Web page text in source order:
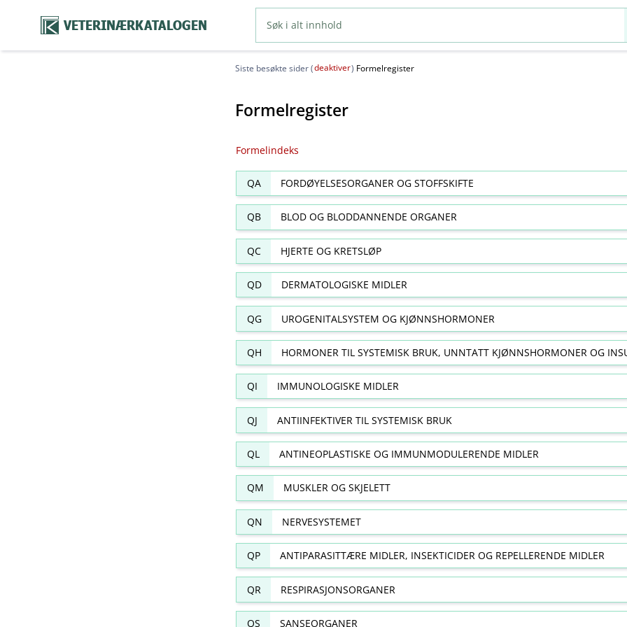
VETERINÆRKATALOGEN
Siste besøkte sider (deaktiver) Formelregister
Formelregister
Formelindeks
QA FORDØYELSESORGANER OG STOFFSKIFTE
QB BLOD OG BLODDANNENDE ORGANER
QC HJERTE OG KRETSLØP
QD DERMATOLOGISKE MIDLER
QG UROGENITALSYSTEM OG KJØNNSHORMONER
QH HORMONER TIL SYSTEMISK BRUK, UNNTATT KJØNNSHORMONER OG
QI IMMUNOLOGISKE MIDLER
QJ ANTIINFEKTIVER TIL SYSTEMISK BRUK
QL ANTINEOPLASTISKE OG IMMUNMODULERENDE MIDLER
QM MUSKLER OG SKJELETT
QN NERVESYSTEMET
QP ANTIPARASITTÆRE MIDLER, INSEKTICIDER OG REPELLERENDE MIDLER
QR RESPIRASJONSORGANER
QS SANSEORGANER